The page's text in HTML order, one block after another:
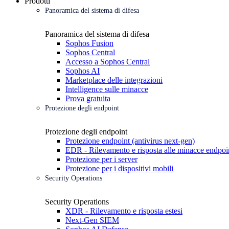
Panoramica del sistema di difesa
Panoramica del sistema di difesa
Sophos Fusion
Sophos Central
Accesso a Sophos Central
Sophos AI
Marketplace delle integrazioni
Intelligence sulle minacce
Prova gratuita
Protezione degli endpoint
Protezione degli endpoint
Protezione endpoint (antivirus next-gen)
EDR - Rilevamento e risposta alle minacce
Protezione per i server
Protezione per i dispositivi mobili
Security Operations
Security Operations
XDR - Rilevamento e risposta estesi
Next-Gen SIEM